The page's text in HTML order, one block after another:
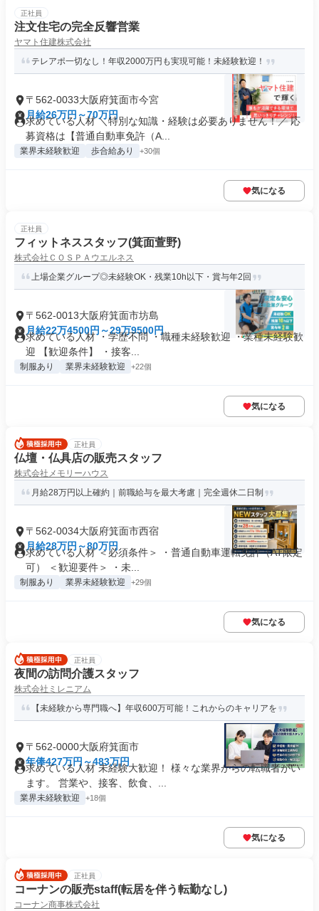
正社員
注文住宅の完全反響営業
ヤマト住建株式会社
テレアポ一切なし！年収2000万円も実現可能！未経験歓迎！
〒562-0033大阪府箕面市今宮
月給26万円～70万円
求めている人材 ＼特別な知識・経験は必要ありません！／ 応
募資格は【普通自動車免許（A...
業界未経験歓迎 歩合給あり +30個
気になる
正社員
フィットネススタッフ(箕面萱野)
株式会社ＣＯＳＰＡウエルネス
上場企業グループ◎未経験OK・残業10h以下・賞与年2回
〒562-0013大阪府箕面市坊島
月給22万4500円～29万9500円
求めている人材 ・学歴不問 ・職種未経験歓迎 ・業種未経験歓
迎 【歓迎条件】 ・接客...
制服あり 業界未経験歓迎 +22個
気になる
正社員
仏壇・仏具店の販売スタッフ
株式会社メモリーハウス
月給28万円以上確約｜前職給与を最大考慮｜完全週休二日制
〒562-0034大阪府箕面市西宿
月給28万円～80万円
求めている人材 ＜必須条件＞ ・普通自動車運転免許（AT限定
可） ＜歓迎要件＞ ・未...
制服あり 業界未経験歓迎 +29個
気になる
正社員
夜間の訪問介護スタッフ
株式会社ミレニアム
【未経験から専門職へ】年収600万可能！これからのキャリアを
〒562-0000大阪府箕面市
年俸427万円～483万円
求めている人材 未経験大歓迎！ 様々な業界からの転職者がい
ます。 営業や、接客、飲食、...
業界未経験歓迎 +18個
気になる
正社員
コーナンの販売staff(転居を伴う転勤なし)
コーナン商事株式会社